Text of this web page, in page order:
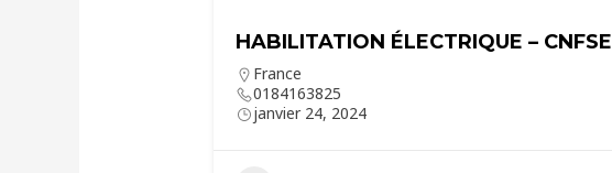
HABILITATION ÉLECTRIQUE – CNFSE
France
0184163825
janvier 24, 2024